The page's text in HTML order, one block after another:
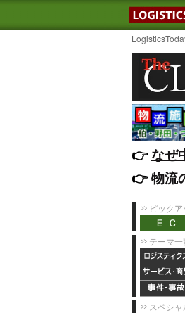
👉️なぜ
👉️物流
ピック
テーマ一
スペシ